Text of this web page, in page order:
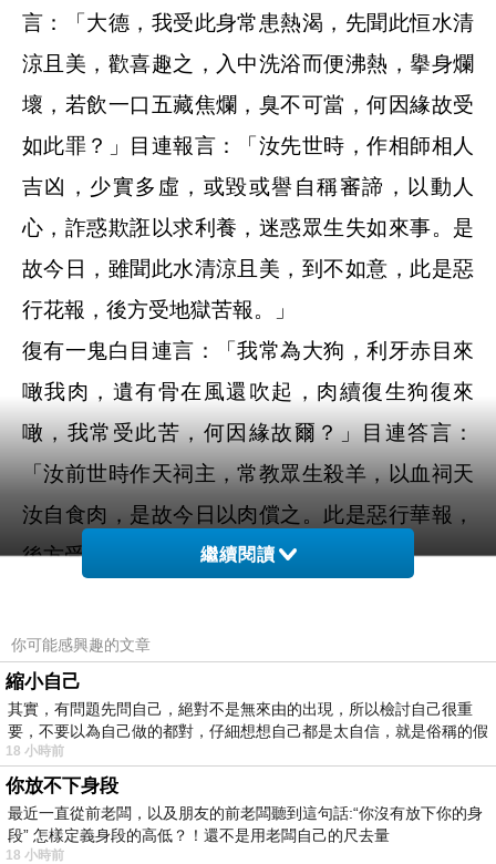
言：「大德，我受此身常患熱渴，先聞此恒水清
涼且美，歡喜趣之，入中洗浴而便沸熱，擧身爛
壞，若飲一口五藏焦爛，臭不可當，何因緣故受
如此罪？」目連報言：「汝先世時，作相師相人
吉凶，少實多虛，或毀或譽自稱審諦，以動人
心，詐惑欺誑以求利養，迷惑眾生失如來事。是
故今日，雖聞此水清涼且美，到不如意，此是惡
行花報，後方受地獄苦報。」
復有一鬼白目連言：「我常為大狗，利牙赤目來
噉我肉，遺有骨在風還吹起，肉續復生狗復來
噉，我常受此苦，何因緣故爾？」目連答言：
「汝前世時作天祠主，常教眾生殺羊，以血祠天
汝自食肉，是故今日以肉償之。此是惡行華報，
後方受地獄苦果，億百千倍也。」
塗漫，亦復噉之，何因緣故受如斯罪？」目連語
言：「汝前世時作婆羅門，惡邪不信罪福。有乞
食道人，意不欲使更來，即取其鉢成滿中糞，以
飯著上持與道人，道人得已持還本處，以手食飯
糞污其手，是故今日受如此罪，此惡行華報，後
方受地獄苦果。」
繼續閱讀
你可能感興趣的文章
縮小自己
其實，有問題先問自己，絕對不是無來由的出現，所以檢討自己很重
要，不要以為自己做的都對，仔細想想自己都是太自信，就是俗稱的假
18 小時前
你放不下身段
最近一直從前老闆，以及朋友的前老闆聽到這句話:“你沒有放下你的身
段” 怎樣定義身段的高低？！還不是用老闆自己的尺去量
18 小時前